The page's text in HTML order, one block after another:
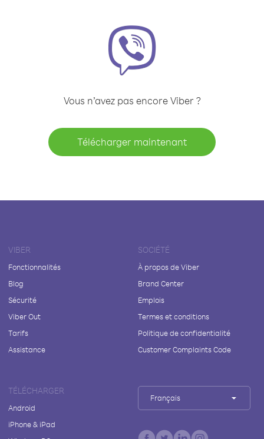
Vous n’avez pas encore Viber ?
Télécharger maintenant
VIBER
Fonctionnalités
Blog
Sécurité
Viber Out
Tarifs
Assistance
SOCIÉTÉ
À propos de Viber
Brand Center
Emplois
Termes et conditions
Politique de confidentialité
Customer Complaints Code
TÉLÉCHARGER
Android
iPhone & iPad
Français